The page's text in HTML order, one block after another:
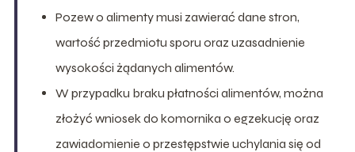
Pozew o alimenty musi zawierać dane stron,
wartość przedmiotu sporu oraz uzasadnienie
wysokości żądanych alimentów.
W przypadku braku płatności alimentów, można
złożyć wniosek do komornika o egzekucję oraz
zawiadomienie o przestępstwie uchylania się od